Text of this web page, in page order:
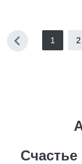
1 2